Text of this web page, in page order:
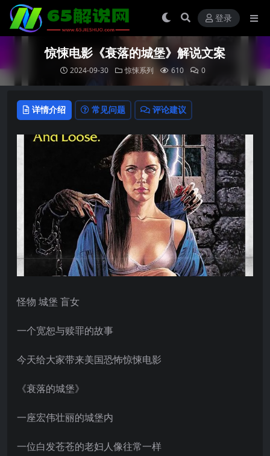
登录
惊悚电影《衰落的城堡》解说文案
2024-09-30 惊悚系列 610 0
详情介绍 常见问题 评论建议
怪物 城堡 盲女
一个宽恕与赎罪的故事
今天给大家带来美国恐怖惊悚电影
《衰落的城堡》
一座宏伟壮丽的城堡内
一位白发苍苍的老妇人像往常一样